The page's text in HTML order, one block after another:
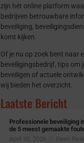
zijn hét online platform
bedrijven betrouwbare
beveiliging,
komt kijken.
Of je nu op zoek bent naar
beveiligingsbedrijf, tips om
beveiligen of actuele
wij bieden het overzicht.
Laatste Bericht
Professionele beveiliging
de 5 meest gemaakte
April 30, 2026
Geen